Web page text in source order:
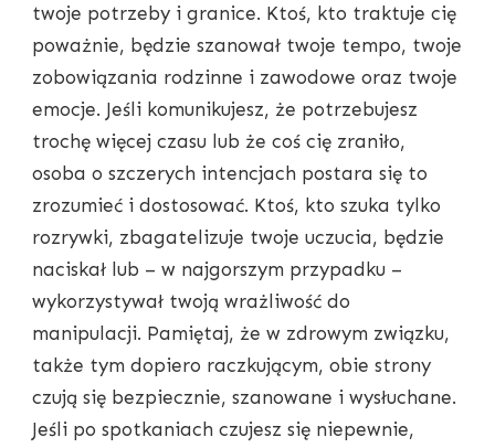
twoje potrzeby i granice. Ktoś, kto traktuje cię
poważnie, będzie szanował twoje tempo, twoje
zobowiązania rodzinne i zawodowe oraz twoje
emocje. Jeśli komunikujesz, że potrzebujesz
trochę więcej czasu lub że coś cię zraniło,
osoba o szczerych intencjach postara się to
zrozumieć i dostosować. Ktoś, kto szuka tylko
rozrywki, zbagatelizuje twoje uczucia, będzie
naciskał lub – w najgorszym przypadku –
wykorzystywał twoją wrażliwość do
manipulacji. Pamiętaj, że w zdrowym związku,
także tym dopiero raczkującym, obie strony
czują się bezpiecznie, szanowane i wysłuchane.
Jeśli po spotkaniach czujesz się niepewnie,